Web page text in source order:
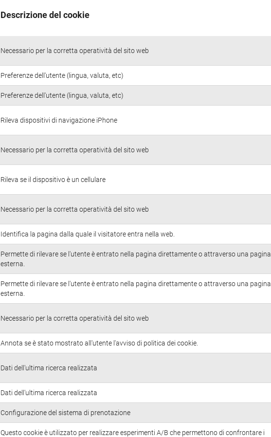
Descrizione del cookie
Necessario per la corretta operatività del sito web
Preferenze dell'utente (lingua, valuta, etc)
Preferenze dell'utente (lingua, valuta, etc)
Rileva dispositivi di navigazione iPhone
Necessario per la corretta operatività del sito web
Rileva se il dispositivo è un cellulare
Necessario per la corretta operatività del sito web
Identifica la pagina dalla quale il visitatore entra nella web.
Permette di rilevare se l'utente è entrato nella pagina direttamente o attraverso una pagina
esterna.
Permette di rilevare se l'utente è entrato nella pagina direttamente o attraverso una pagina
esterna.
Necessario per la corretta operatività del sito web
Annota se è stato mostrato all'utente l'avviso di politica dei cookie.
Dati dell'ultima ricerca realizzata
Dati dell'ultima ricerca realizzata
Configurazione del sistema di prenotazione
Questo cookie è utilizzato per realizzare esperimenti A/B che permettono di confrontare i